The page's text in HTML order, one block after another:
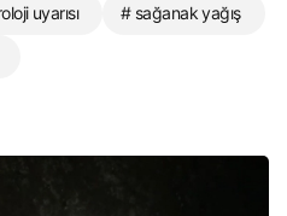
uyarısı # sağanak yağış